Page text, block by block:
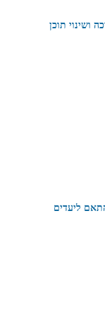
ושינוי תוכן
ליעדים